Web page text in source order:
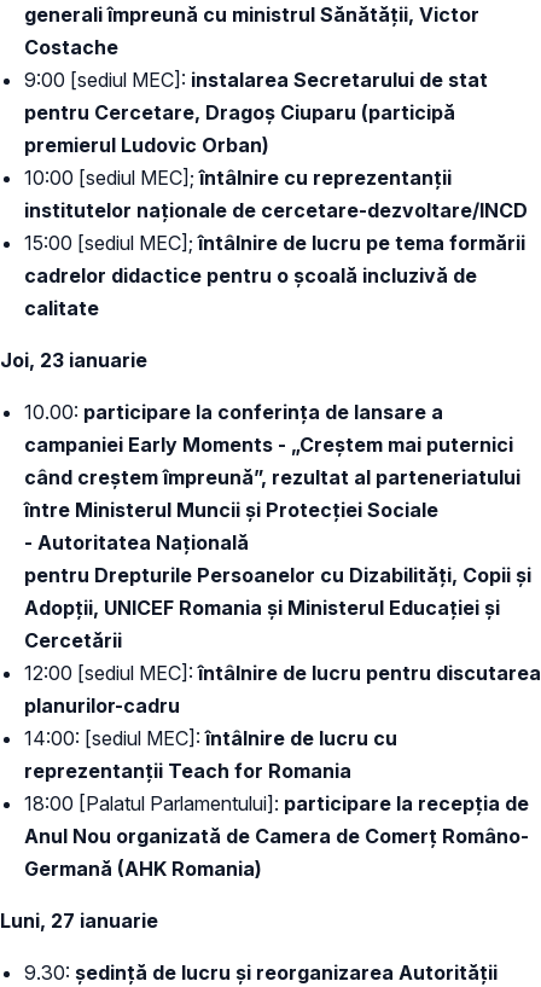
generali împreună cu ministrul Sănătății, Victor
Costache
9:00 [sediul MEC]: instalarea Secretarului de stat
pentru Cercetare, Dragoș Ciuparu (participă
premierul Ludovic Orban)
10:00 [sediul MEC];întâlnire cu reprezentanții
institutelor naționale de cercetare-dezvoltare/INCD
15:00 [sediul MEC];întâlnire de lucru pe tema formării
cadrelor didactice pentru o școală incluzivă de
calitate
Joi, 23 ianuarie
10.00: participare la conferința de lansare a
campaniei Early Moments - „Creștem mai puternici
când creștem împreună”, rezultat al parteneriatului
între Ministerul Muncii și Protecției Sociale
- Autoritatea Națională
pentru Drepturile Persoanelor cu Dizabilități, Copii și
Adopții, UNICEF Romania și Ministerul Educației și
Cercetării
12:00 [sediul MEC]:întâlnire de lucru pentru discutarea
planurilor-cadru
14:00: [sediul MEC]:întâlnire de lucru cu
reprezentanții Teach for Romania
18:00 [Palatul Parlamentului]: participare la recepția de
Anul Nou organizată de Camera de Comerț Româno-
Germană (AHK Romania)
Luni, 27 ianuarie
9.30: ședință de lucru și reorganizarea Autorității